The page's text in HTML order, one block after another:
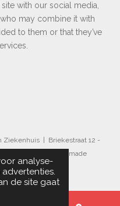
analyse-
de site gaat
with our social media,
may combine it with
to them or that they’ve
Ziekenhuis | Briekestraat 12 -
| made